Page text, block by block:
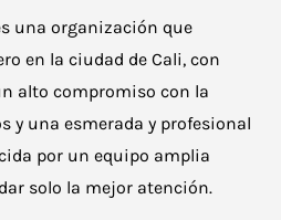
una organización que
en la ciudad de Cali, con
alto compromiso con la
y una esmerada y profesional
por un equipo amplia
solo la mejor atención.